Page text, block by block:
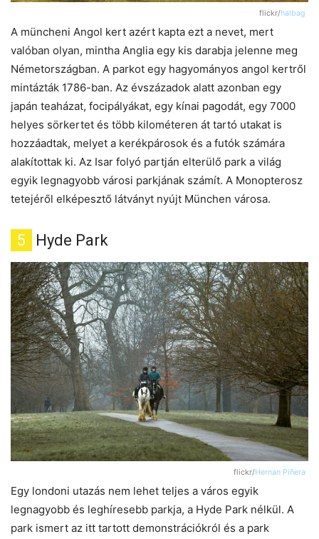
flickr/halbag
A müncheni Angol kert azért kapta ezt a nevet, mert
valóban olyan, mintha Anglia egy kis darabja jelenne meg
Németországban. A parkot egy hagyományos angol kertről
mintázták 1786-ban. Az évszázadok alatt azonban egy
japán teaházat, focipályákat, egy kínai pagodát, egy 7000
helyes sörkertet és több kilométeren át tartó utakat is
hozzáadtak, melyet a kerékpárosok és a futók számára
alakítottak ki. Az Isar folyó partján elterülő park a világ
egyik legnagyobb városi parkjának számít. A Monopterosz
tetejéről elképesztő látványt nyújt München városa.
5 Hyde Park
flickr/Hernan Piñera
Egy londoni utazás nem lehet teljes a város egyik
legnagyobb és leghíresebb parkja, a Hyde Park nélkül. A
park ismert az itt tartott demonstrációkról és a park